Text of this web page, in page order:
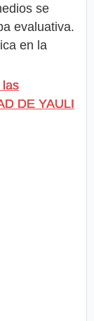
se
evaluativa.
en la
las
DE YAULI